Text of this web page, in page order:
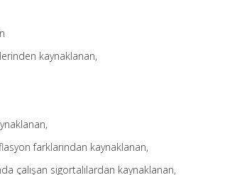
kaynaklanan,
farklarından kaynaklanan,
çalışan sigortalılardan kaynaklanan,